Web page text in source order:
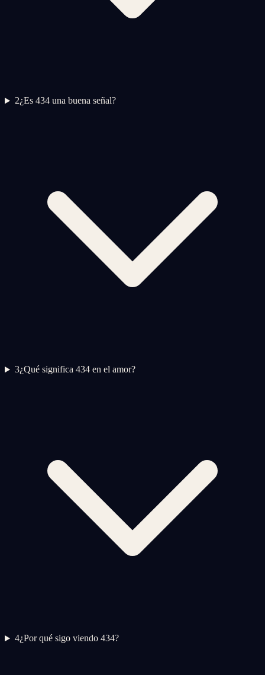
2¿Es 434 una buena señal?
3¿Qué significa 434 en el amor?
4¿Por qué sigo viendo 434?